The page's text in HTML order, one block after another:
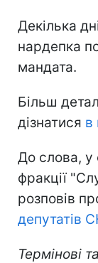
Декілька
нардепка
мандата.
Більш
дізнатися в
До слова, у
фракції
розповів
депутатів
Термінові